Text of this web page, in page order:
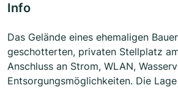
Info
Das Gelände eines ehemaligen
geschotterten, privaten Stellplatz
Anschluss an Strom, WLAN,
Entsorgungsmöglichkeiten. Die